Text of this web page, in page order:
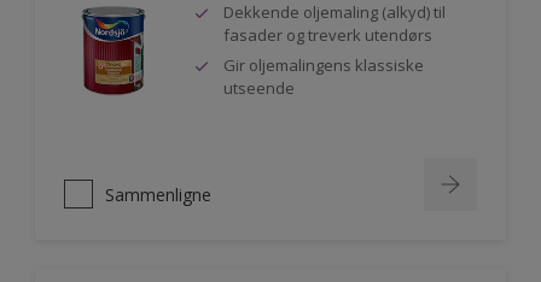
Dekkende oljemaling (alkyd) til
fasader og treverk utendørs
Gir oljemalingens klassiske
utseende
Sammenligne